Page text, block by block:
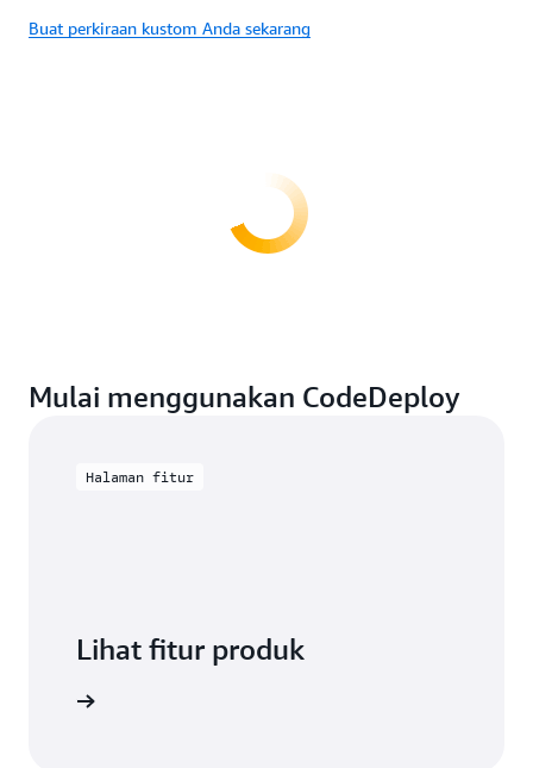
Buat perkiraan kustom Anda sekarang
Mulai menggunakan CodeDeploy
Halaman fitur
Lihat fitur produk